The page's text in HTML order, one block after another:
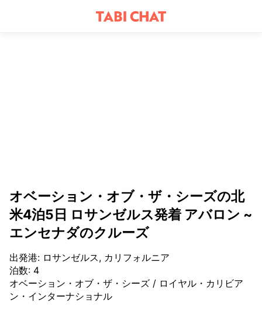
オベーション・オブ・ザ・シーズの北
米4泊5日 ロサンゼルス発着 アバロン ~
エンセナダのクルーズ
出発港: ロサンゼルス, カリフォルニア
泊数: 4
オベーション・オブ・ザ・シーズ / ロイヤル・カリビア
ン・インターナショナル